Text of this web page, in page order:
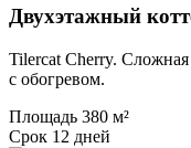
Двухэтажный
Tilercat Сherry. Сложная
с обогревом.
Площадь 380 м²
Срок 12 дней